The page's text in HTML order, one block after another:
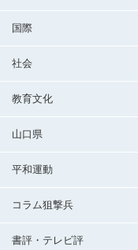
国際
社会
教育文化
山口県
平和運動
コラム狙撃兵
書評・テレビ評